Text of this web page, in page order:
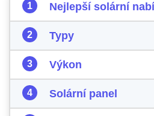
Nejlepší solární
Typy
Výkon
Solární panel